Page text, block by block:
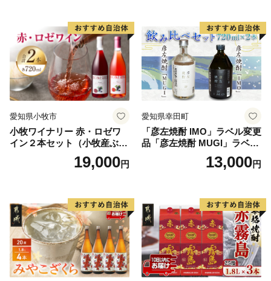
愛知県小牧市
小牧ワイナリー 赤・ロゼワ
イン２本セット（小牧産ぶど
19,000円
愛知県幸田町
「彦左焼酎 IMO」ラベル変更
品「彦左焼酎 MUGI」ラベル
変更品 飲み比べ セット 合計
2本 720ml×各1本 25度 焼酎
13,000円